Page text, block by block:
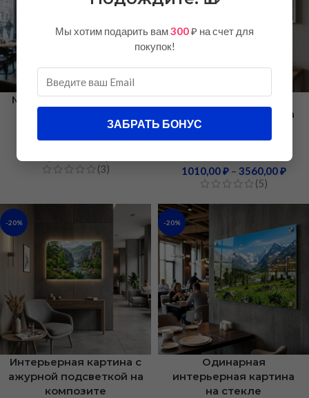
Модульная картина на
На композите
(3)
Одинарная
интерьерная картина
1010,00₽ – 3560,00₽
(5)
-20%
Интерьерная картина с
ажурной подсветкой на
композите
-20%
Одинарная
интерьерная картина
на стекле
Мы хотим подарить вам300₽ на счет для
покупок!
ЗАБРАТЬ БОНУС